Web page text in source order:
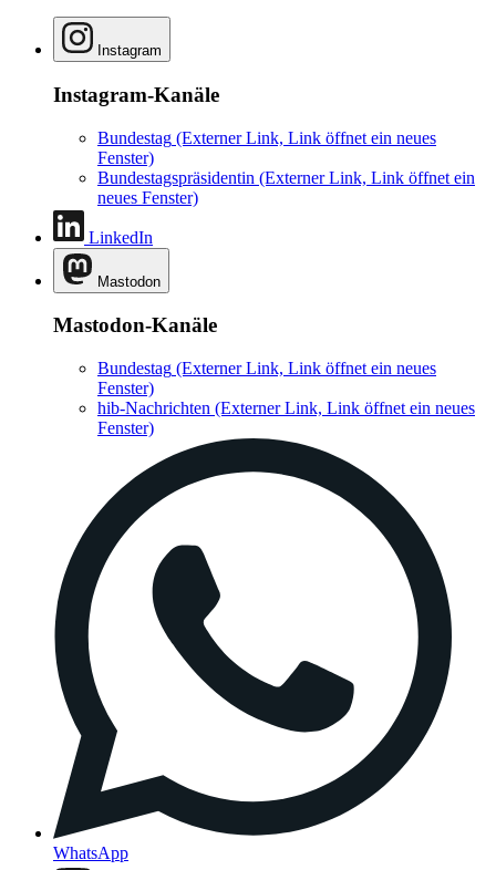
Instagram
Instagram-Kanäle
Bundestag (Externer Link, Link öffnet ein neues
Fenster)
Bundestagspräsidentin (Externer Link, Link öffnet ein
neues Fenster)
LinkedIn
Mastodon
Mastodon-Kanäle
Bundestag (Externer Link, Link öffnet ein neues
Fenster)
hib-Nachrichten (Externer Link, Link öffnet ein neues
Fenster)
WhatsApp